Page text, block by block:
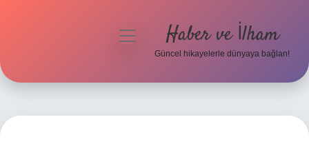
menüyü
Haber ve İlham
Güncel hikayelerle dünyaya bağlan!